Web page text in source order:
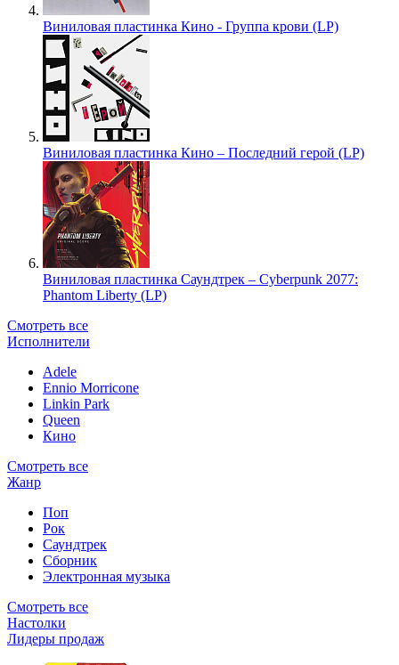
Виниловая пластинка Кино - Группа крови (LP)
Виниловая пластинка Кино – Последний герой (LP)
Виниловая пластинка Саундтрек – Cyberpunk 2077:
Phantom Liberty (LP)
Смотреть все
Исполнители
Adele
Ennio Morricone
Linkin Park
Queen
Кино
Смотреть все
Жанр
Поп
Рок
Саундтрек
Сборник
Электронная музыка
Смотреть все
Настолки
Лидеры продаж